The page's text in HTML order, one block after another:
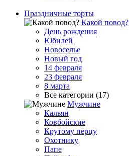
Праздничные торты
Какой повод?
День рождения
Юбилей
Новоселье
Новый год
14 февраля
23 февраля
8 марта
Все категории (17)
Мужчине
Кальян
Ковбойские
Крутому перцу
Охотнику
Папе